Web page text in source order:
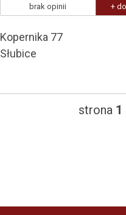
brak opinii +
Kopernika 77
Słubice
strona 1